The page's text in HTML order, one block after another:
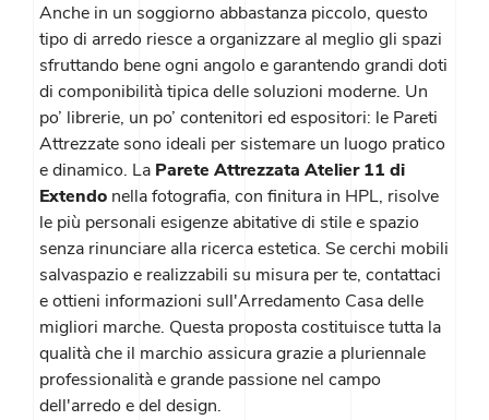
Anche in un soggiorno abbastanza piccolo, questo
tipo di arredo riesce a organizzare al meglio gli spazi
sfruttando bene ogni angolo e garantendo grandi doti
di componibilità tipica delle soluzioni moderne. Un
po’ librerie, un po’ contenitori ed espositori: le Pareti
Attrezzate sono ideali per sistemare un luogo pratico
e dinamico. La Parete Attrezzata Atelier 11 di
Extendo nella fotografia, con finitura in HPL, risolve
le più personali esigenze abitative di stile e spazio
senza rinunciare alla ricerca estetica. Se cerchi mobili
salvaspazio e realizzabili su misura per te, contattaci
e ottieni informazioni sull'Arredamento Casa delle
migliori marche. Questa proposta costituisce tutta la
qualità che il marchio assicura grazie a pluriennale
professionalità e grande passione nel campo
dell'arredo e del design.